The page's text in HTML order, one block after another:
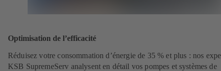
Optimisation de l’efficacité
Réduisez votre consommation d’énergie de 35 % et plus : nos
KSB SupremeServ analysent en détail vos pompes et systèmes de